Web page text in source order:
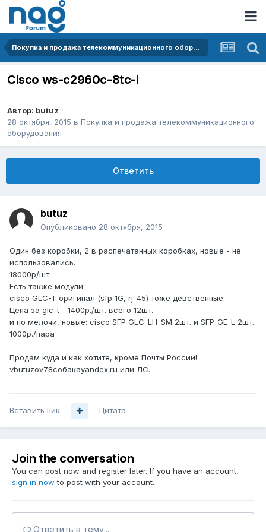
Покупка и продажа телекоммуникационного оборудования
Cisco ws-c2960c-8tc-l
Автор: butuz
28 октября, 2015 в Покупка и продажа телекоммуникационного
оборудования
Ответить
butuz
Опубликовано 28 октября, 2015
Один без коробки, 2 в распечатанных коробках, новые - не
использовались.
18000р/шт.
Есть также модули:
cisco GLC-T оригинал (sfp 1G, rj-45) тоже девственные.
Цена за glc-t - 1400р./шт. всего 12шт.
и по мелочи, новые: cisco SFP GLC-LH-SM 2шт. и SFP-GE-L 2шт.
1000р./пара
Продам куда и как хотите, кроме Почты России!
vbutuzov78собакаyandex.ru или ЛС.
Вставить ник Цитата
Join the conversation
You can post now and register later. If you have an account,
sign in now to post with your account.
Ответить в тему...